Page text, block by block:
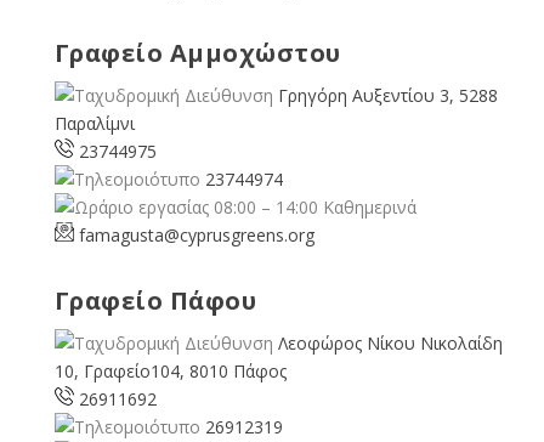
Γραφείο Αμμοχώστου
Γρηγόρη Αυξεντίου 3, 5288
Παραλίμνι
23744975
23744974
08:00 – 14:00 Καθημερινά
famagusta@cyprusgreens.org
Γραφείο Πάφου
Λεοφώρος Νίκου Νικολαίδη
10, Γραφείο104, 8010 Πάφος
26911692
26912319